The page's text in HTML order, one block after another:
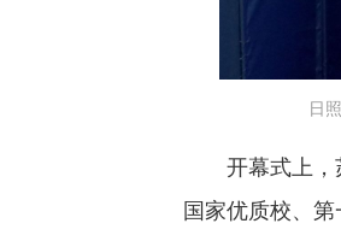
日
开幕式上，苏
国家优质校、